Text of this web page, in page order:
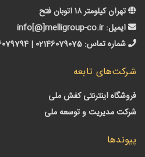
کیلومتر ۱۸ اتوبان فتح
info[@]melligroup-co.ir
تماس:02146079075 | 02146079794
تابعه
اینترنتی کفش ملی
مدیریت و توسعه ملی